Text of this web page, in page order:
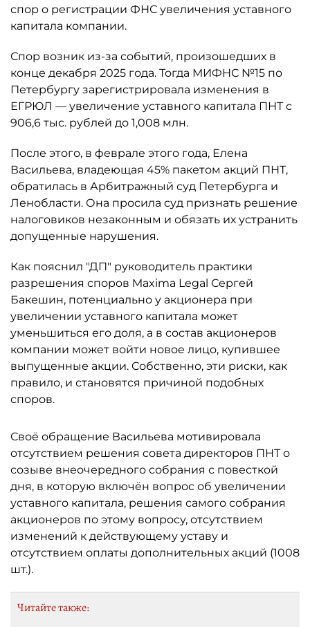
спор о регистрации ФНС увеличения уставного
капитала компании.
Спор возник из-за событий, произошедших в
конце декабря 2025 года. Тогда МИФНС №15 по
Петербургу зарегистрировала изменения в
ЕГРЮЛ — увеличение уставного капитала ПНТ с
906,6 тыс. рублей до 1,008 млн.
После этого, в феврале этого года, Елена
Васильева, владеющая 45% пакетом акций ПНТ,
обратилась в Арбитражный суд Петербурга и
Ленобласти. Она просила суд признать решение
налоговиков незаконным и обязать их устранить
допущенные нарушения.
Как пояснил "ДП" руководитель практики
разрешения споров Maxima Legal Сергей
Бакешин, потенциально у акционера при
увеличении уставного капитала может
уменьшиться его доля, а в состав акционеров
компании может войти новое лицо, купившее
выпущенные акции. Собственно, эти риски, как
правило, и становятся причиной подобных
споров.
Своё обращение Васильева мотивировала
отсутствием решения совета директоров ПНТ о
созыве внеочередного собрания с повесткой
дня, в которую включён вопрос об увеличении
уставного капитала, решения самого собрания
акционеров по этому вопросу, отсутствием
изменений к действующему уставу и
отсутствием оплаты дополнительных акций (1008
шт.).
Читайте также: